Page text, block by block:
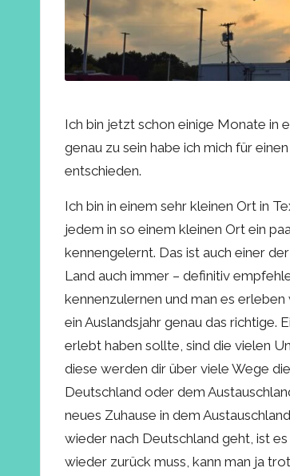
Ich bin jetzt schon einige Monate in
genau zu sein habe ich mich für
entschieden.
Ich bin in einem sehr kleinen Ort in
jedem in so einem kleinen Ort ein
kennengelernt. Das ist auch einer
Land auch immer – definitiv
kennenzulernen und man es
ein Auslandsjahr genau das richtige.
erlebt haben sollte, sind die vielen
diese werden dir über viele Wege
Deutschland oder dem
neues Zuhause in dem
wieder nach Deutschland geht, ist
wieder zurück muss, kann man ja